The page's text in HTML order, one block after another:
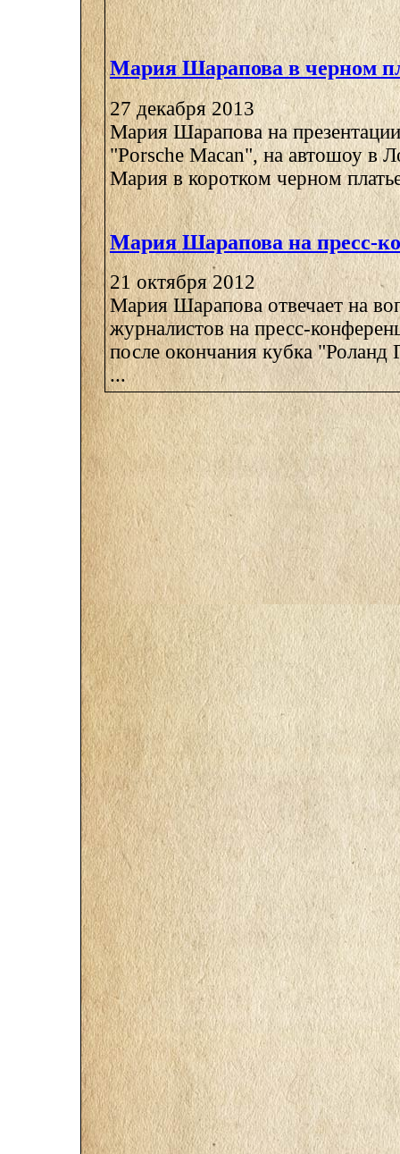
Мария Шарапова в черном
27 декабря 2013
Мария Шарапова на
"Porsche Macan", на автошоу в
Мария в коротком черном
Мария Шарапова на пресс-
21 октября 2012
Мария Шарапова отвечает на
журналистов на пресс-
после окончания кубка
...